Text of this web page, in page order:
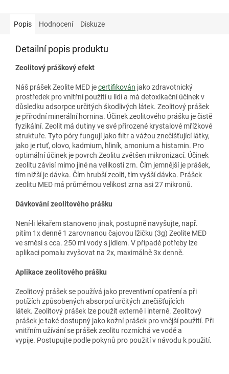
Popis Hodnocení Diskuze
Detailní popis produktu
Zeolitový práškový efekt
Náš prášek Zeolite MED jecertifikován jako zdravotnický
prostředek pro vnitřní použití u lidí a má detoxikační účinek v
důsledku adsorpce určitých škodlivých látek. Zeolitový prášek
je přírodní minerální hornina. Účinek zeolitového prášku je čistě
fyzikální. Zeolit ​​má dutiny ve své přirozené krystalové mřížkové
struktuře. Tyto póry fungují jako filtr a vážou znečišťující látky,
jako je rtuť, olovo, kadmium, hliník, amonium a histamin. Pro
optimální účinek je povrch Zeolitu zvětšen mikronizací. Účinek
zeolitu závisí mimo jiné na velikosti zrn. Čím jemnější je prášek,
tím nižší je dávka. Čím hrubší zeolit, tím vyšší dávka. Prášek
zeolitu MED má průměrnou velikost zrna asi 27 mikronů.
Dávkování zeolitového prášku
Není-li lékařem stanoveno jinak, postupně navyšujte, např.
pitím 1x denně 1 zarovnanou čajovou lžičku (3g) Zeolite MED
ve směsi s cca. 250 ml vody s jídlem. V případě potřeby lze
aplikaci pomalu zvyšovat na 2x, maximálně 3x denně.
Aplikace zeolitového prášku
Zeolitový prášek se používá jako preventivní opatření a při
potížích způsobených absorpcí určitých znečišťujících
látek. Zeolitový prášek lze použít externě i interně. Zeolitový
prášek je také dostupný jako kožní prášek pro vnější použití. Při
vnitřním užívání se prášek zeolitu rozmíchá ve vodě a
vypije. Postupujte podle pokynů pro použití v návodu k použití.